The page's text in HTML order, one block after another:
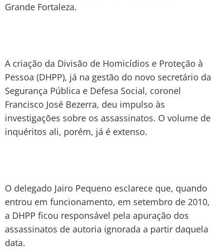
Grande Fortaleza.
A criação da Divisão de Homicídios e Proteção à
Pessoa (DHPP), já na gestão do novo secretário da
Segurança Pública e Defesa Social, coronel
Francisco José Bezerra, deu impulso às
investigações sobre os assassinatos. O volume de
inquéritos ali, porém, já é extenso.
O delegado Jairo Pequeno esclarece que, quando
entrou em funcionamento, em setembro de 2010,
a DHPP ficou responsável pela apuração dos
assassinatos de autoria ignorada a partir daquela
data.